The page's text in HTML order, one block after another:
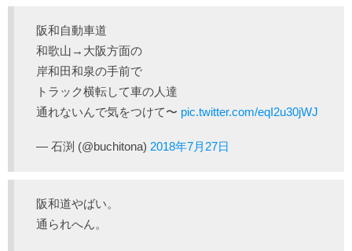
阪和自動車道
和歌山→大阪方面の
岸和田和泉の手前で
トラック横転して車の人達
通れないんで気をつけて〜 pic.twitter.com/eqI2u30jWJ
— 石渕 (@buchitona) 2018年7月27日
阪和道やばい。
通られへん。